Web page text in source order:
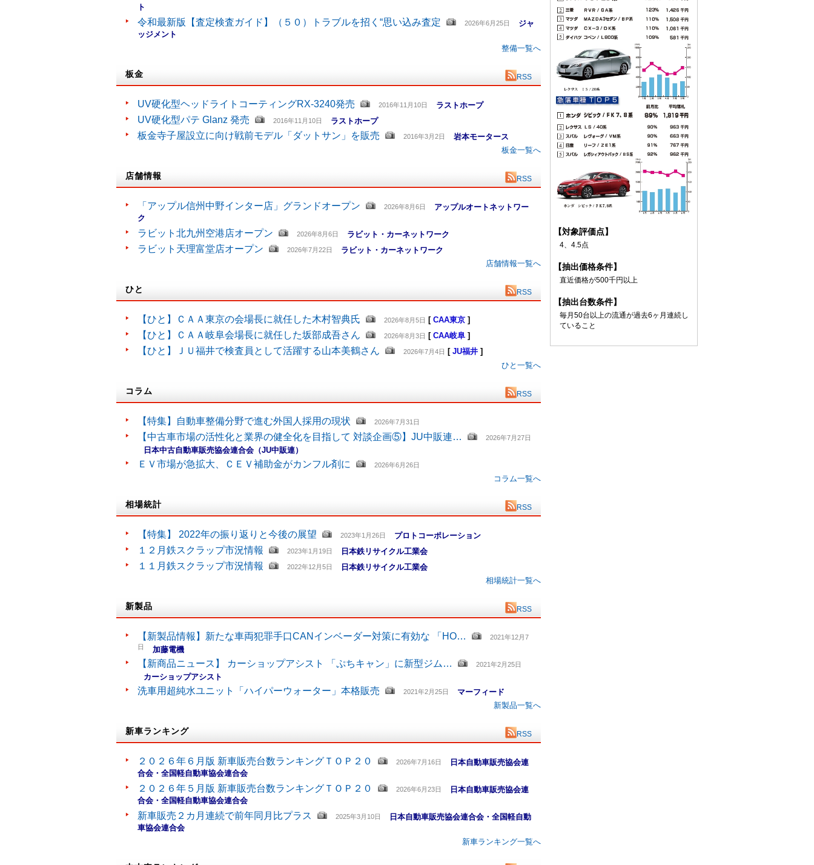
ト
令和最新版【査定検査ガイド】（５０）トラブルを招く“思い込み査定
2026年6月25日 ジャ
ッジメント
整備一覧へ
板金 RSS
UV硬化型ヘッドライトコーティングRX-3240発売 2016年11月10日 ラストホープ
UV硬化型パテ Glanz 発売 2016年11月10日 ラストホープ
板金寺子屋設立に向け戦前モデル「ダットサン」を販売 2016年3月2日
岩本モータース
板金一覧へ
店舗情報 RSS
「アップル信州中野インター店」グランドオープン 2026年8月6日 アップルオートネットワー
ク
ラビット北九州空港店オープン
2026年8月6日 ラビット・カーネットワーク
ラビット天理富堂店オープン 2026年7月22日
ラビット・カーネットワーク
店舗情報一覧へ
ひと RSS
【ひと】ＣＡＡ東京の会場長に就任した木村智典氏 2026年8月5日 [ CAA東京 ]
【ひと】ＣＡＡ岐阜会場長に就任した坂部成吾さん 2026年8月3日 [ CAA岐阜 ]
【ひと】ＪＵ福井で検査員として活躍する山本美鶴さん 2026年7月4日 [ JU福井 ]
ひと一覧へ
コラム RSS
【特集】自動車整備分野で進む外国人採用の現状 2026年7月31日
【中古車市場の活性化と業界の健全化を目指して 対談企画⑤】JU中販連… 2026年7月27日
日本中古自動車販売協会連合会（JU中販連）
ＥＶ市場が急拡大、ＣＥＶ補助金がカンフル剤に 2026年6月26日
コラム一覧へ
相場統計 RSS
【特集】 2022年の振り返りと今後の展望 2023年1月26日 プロトコーポレーション
１２月鉄スクラップ市況情報 2023年1月19日 日本鉄リサイクル工業会
１１月鉄スクラップ市況情報 2022年12月5日
日本鉄リサイクル工業会
相場統計一覧へ
新製品 RSS
【新製品情報】新たな車両犯罪手口CANインベーダー対策に有効な 「HO… 2021年12月7
日 加藤電機
【新商品ニュース】 カーショップアシスト 「ぷちキャン」に新型ジム… 2021年2月25日
カーショップアシスト
洗車用超純水ユニット「ハイパーウォーター」本格販売 2021年2月25日
マーフィード
新製品一覧へ
新車ランキング RSS
２０２６年６月版 新車販売台数ランキングＴＯＰ２０ 2026年7月16日 日本自動車販売協会連
合会・全国軽自動車協会連合会
２０２６年５月版 新車販売台数ランキングＴＯＰ２０
2026年6月23日 日本自動車販売協会連
合会・全国軽自動車協会連合会
新車販売２カ月連続で前年同月比プラス
2025年3月10日 日本自動車販売協会連合会・全国軽自動
車協会連合会
新車ランキング一覧へ
【対象評価点】
4、4.5点
【抽出価格条件】
直近価格が500千円以上
【抽出台数条件】
毎月50台以上の流通が過去6ヶ月連続し
ていること